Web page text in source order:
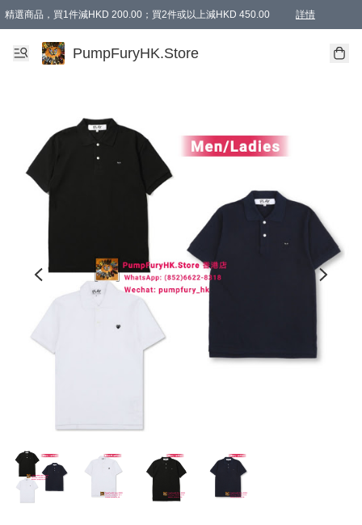
精選商品，買1件減HKD 200.00；買2件或以上減HKD 450.00 詳情
AAPE商品,會員專享9折或以上（按會員等級）AAPE products, members can
精選商品，任選買2件或以上減HKD 100.00
購物滿 HKD 800.00即享免運費優惠！（適用於 特定的送貨方式 )
PumpFuryHK.Store